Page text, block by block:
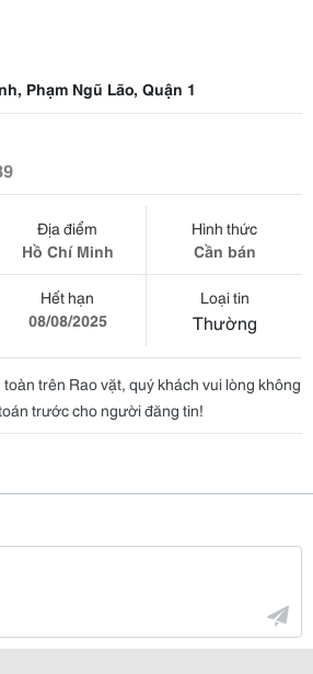
Phạm Ngũ Lão, Quận 1
Địa điểm
Hồ Chí Minh
Hình thức
Cần bán
Hết hạn
08/08/2025
Loại tin
Thường
trên Rao vặt, quý khách vui lòng không
trước cho người đăng tin!